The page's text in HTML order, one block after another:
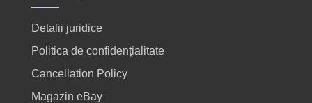
Detalii juridice
Politica de confidențialitate
Cancellation Policy
Magazin eBay